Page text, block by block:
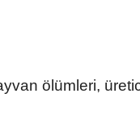
ölümleri,